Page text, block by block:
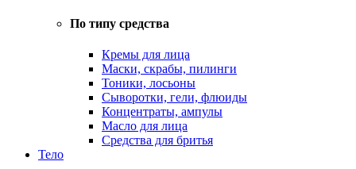
По типу средства
Кремы для лица
Маски, скрабы, пилинги
Тоники, лосьоны
Сыворотки, гели, флюиды
Концентраты, ампулы
Масло для лица
Средства для бритья
Тело